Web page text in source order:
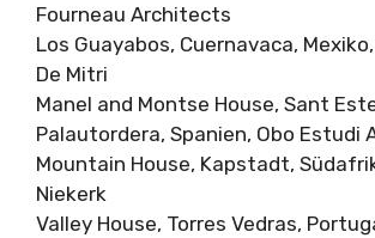
Fourneau Architects
Los Guayabos, Cuernavaca,
De Mitri
Manel and Montse House, Sant
Palautordera, Spanien, Obo Estudi
Mountain House, Kapstadt,
Niekerk
Valley House, Torres Vedras,